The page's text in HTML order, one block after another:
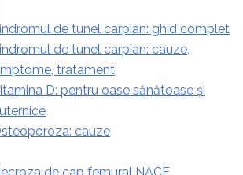
de tunel carpian: ghid complet
de tunel carpian: cauze,
tratament
D: pentru oase sănătoase și
cauze